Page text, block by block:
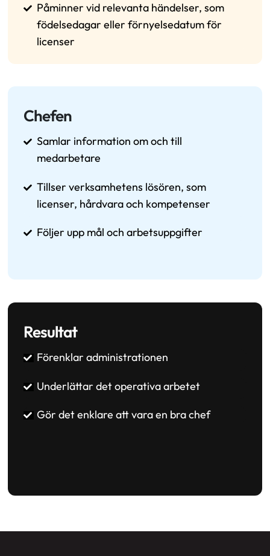
Påminner vid relevanta händelser, som
födelsedagar eller förnyelsedatum för
licenser
Chefen
Samlar information om och till
medarbetare
Tillser verksamhetens lösören, som
licenser, hårdvara och kompetenser
Följer upp mål och arbetsuppgifter
Resultat
Förenklar administrationen
Underlättar det operativa arbetet
Gör det enklare att vara en bra chef